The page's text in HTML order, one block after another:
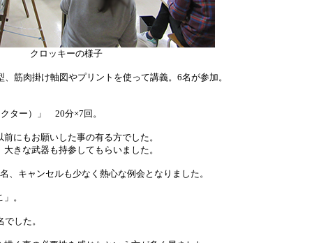
クロッキーの様子
肉掛け軸図やプリントを使って講義。6名が参加。
ター）」 20分×7回。
にもお願いした事の有る方でした。
きな武器も持参してもらいました。
キャンセルも少なく熱心な例会となりました。
。
した。